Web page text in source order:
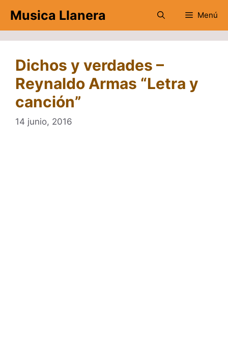
contenido
Musica Llanera Menú
Dichos y verdades –
Reynaldo Armas “Letra y
canción”
14 junio, 2016